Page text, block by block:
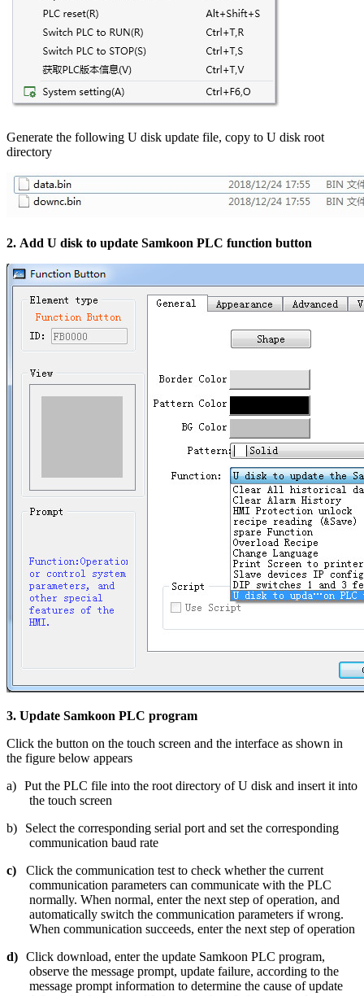
Generate the following U disk update file, copy to U disk root
directory
2. Add U disk to update Samkoon PLC function button
3. Update Samkoon PLC program
Click the button on the touch screen and the interface as shown in
the figure below appears
a) Put the PLC file into the root directory of U disk and insert it into
the touch screen
b)
Select the corresponding serial port and set the corresponding
communication baud rate
c)
Click the communication test to check whether the current
communication parameters can communicate with the PLC
normally. When normal, enter the next step of operation, and
automatically switch the communication parameters if wrong.
When communication succeeds, enter the next step of operation
d) Click download, enter the update Samkoon PLC program,
observe the message prompt, update failure, according to the
message prompt information to determine the cause of update